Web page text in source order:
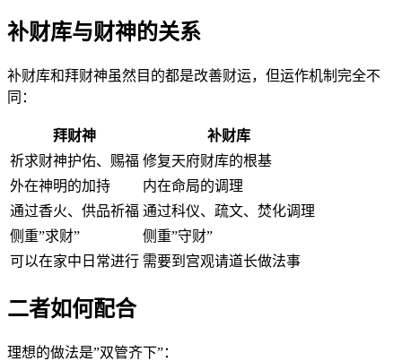
补财库与财神的关系
补财库和拜财神虽然目的都是改善财运，但运作机制完全不
同：
拜财神
补财库
祈求财神护佑、赐福 修复天府财库的根基
外在神明的加持
内在命局的调理
通过香火、供品祈福 通过科仪、疏文、焚化调理
侧重”求财”
侧重”守财”
可以在家中日常进行 需要到宫观请道长做法事
二者如何配合
理想的做法是”双管齐下”：